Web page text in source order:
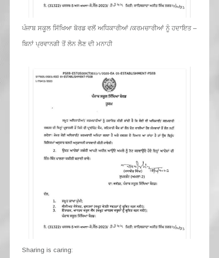
ਪੰਜਾਬ ਸਕੂਲ ਸਿੱਖਿਆ ਬੋਰਡ ਵਲੋਂ ਅਧਿਕਾਰੀਆਂ /ਕਰਮਚਾਰੀਆਂ ਨੂੰ ਹਦਾਇਤ –
ਬਿਨਾਂ ਪ੍ਰਵਾਨਗੀ ਤੋਂ ਲੋਨ ਲੈਣ ਦੀ ਮਨਾਹੀ
Sharing is caring: